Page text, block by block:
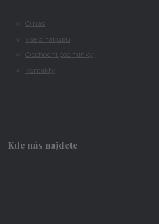
O nás
Vše o nákupu
Obchodní podmínky
Kontakty
Kde nás najdete